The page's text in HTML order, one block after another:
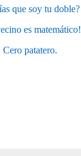
que soy tu doble?
es matemático!
Cero patatero.